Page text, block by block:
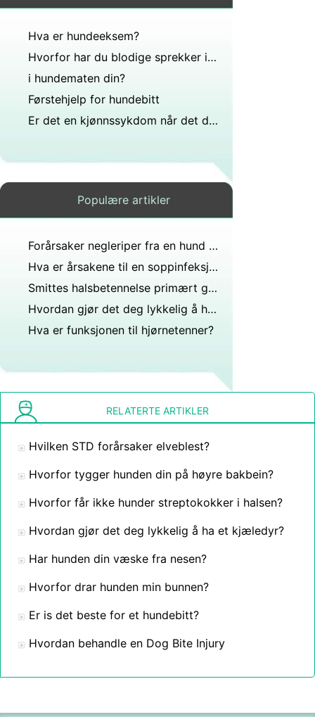
Hva er hundeeksem?
Hvorfor har du blodige sprekker i kanten av munnen min?
i hundematen din?
Førstehjelp for hundebitt
Er det en kjønnssykdom når det dannes små kvise som støt på eller rundt munnen din?
Populære artikler
Forårsaker negleriper fra en hund rabies?
Hva er årsakene til en soppinfeksjon hos hunder?
Smittes halsbetennelse primært gjennom dyrebitt?
Hvordan gjør det deg lykkelig å ha et kjæledyr?
Hva er funksjonen til hjørnetenner?
RELATERTE ARTIKLER
Hvilken STD forårsaker elveblest?
Hvorfor tygger hunden din på høyre bakbein?
Hvorfor får ikke hunder streptokokker i halsen?
Hvordan gjør det deg lykkelig å ha et kjæledyr?
Har hunden din væske fra nesen?
Hvorfor drar hunden min bunnen?
Er is det beste for et hundebitt?
Hvordan behandle en Dog Bite Injury